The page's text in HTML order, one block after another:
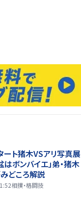
ート猪木VSアリ写真展
はボンバイエ」弟・猪木
どころ解説
相撲・格闘技